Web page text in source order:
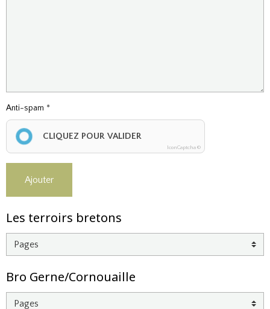
Anti-spam
CLIQUEZ POUR VALIDER
IconCaptcha ©
Ajouter
Les terroirs bretons
Bro Gerne/Cornouaille